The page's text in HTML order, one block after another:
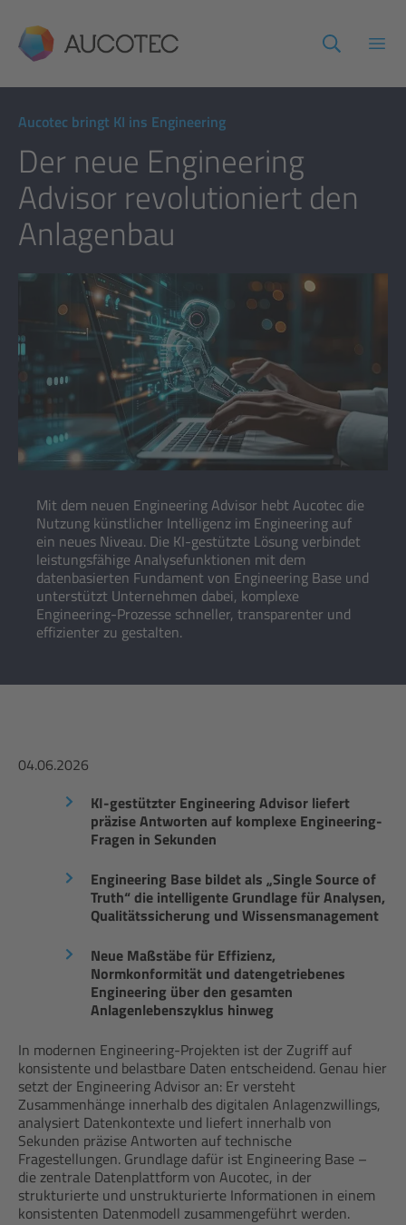
AUCOTEC
Aucotec bringt KI ins Engineering
Der neue Engineering
Advisor revolutioniert den
Anlagenbau
Mit dem neuen Engineering Advisor hebt Aucotec die
Nutzung künstlicher Intelligenz im Engineering auf
ein neues Niveau. Die KI-gestützte Lösung verbindet
leistungsfähige Analysefunktionen mit dem
datenbasierten Fundament von Engineering Base und
unterstützt Unternehmen dabei, komplexe
Engineering-Prozesse schneller, transparenter und
effizienter zu gestalten.
04.06.2026
KI-gestützter Engineering Advisor liefert
präzise Antworten auf komplexe Engineering-
Fragen in Sekunden
Engineering Base bildet als „Single Source of
Truth“ die intelligente Grundlage für Analysen,
Qualitätssicherung und Wissensmanagement
Neue Maßstäbe für Effizienz,
Normkonformität und datengetriebenes
Engineering über den gesamten
Anlagenlebenszyklus hinweg
In modernen Engineering-Projekten ist der Zugriff auf
konsistente und belastbare Daten entscheidend. Genau hier
setzt der Engineering Advisor an: Er versteht
Zusammenhänge innerhalb des digitalen Anlagenzwillings,
analysiert Datenkontexte und liefert innerhalb von
Sekunden präzise Antworten auf technische
Fragestellungen. Grundlage dafür ist Engineering Base –
die zentrale Datenplattform von Aucotec, in der
strukturierte und unstrukturierte Informationen in einem
konsistenten Datenmodell zusammengeführt werden.